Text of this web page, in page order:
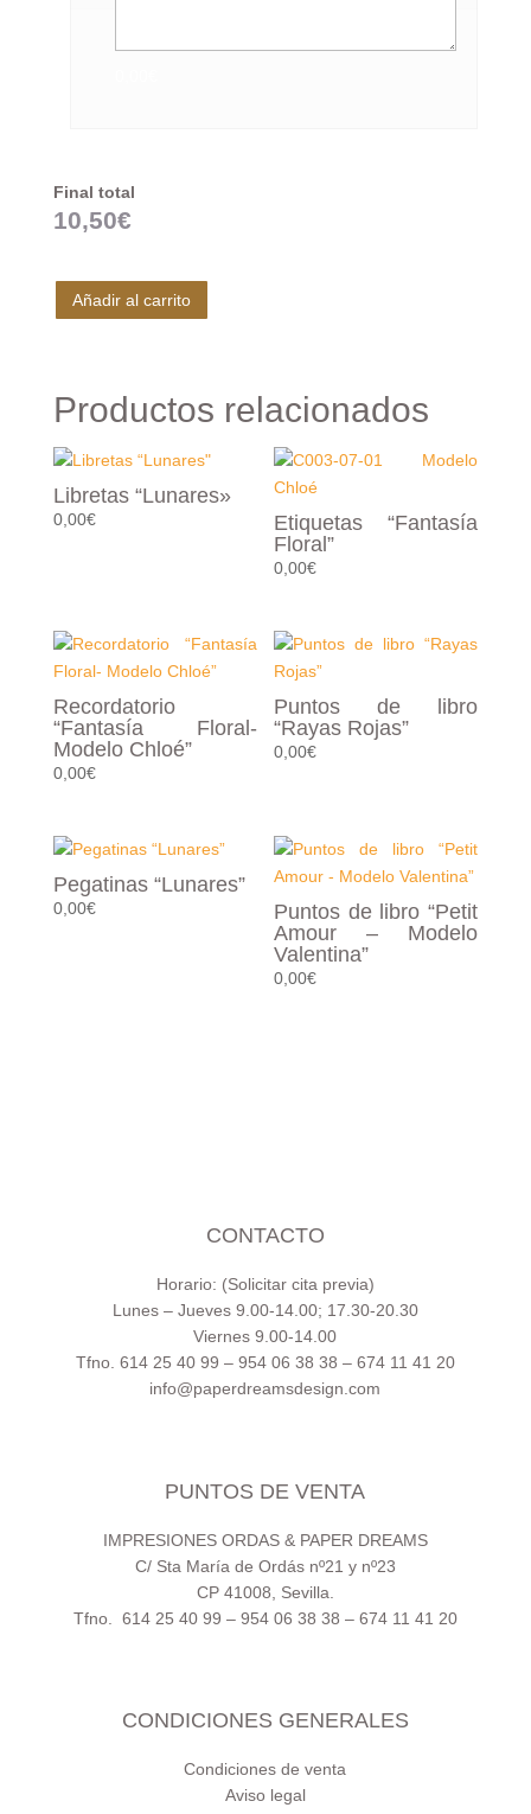
Final total
10,50€
Añadir al carrito
Productos relacionados
Libretas “Lunares»
0,00€
Etiquetas “Fantasía
Floral”
0,00€
Recordatorio
“Fantasía Floral-
Modelo Chloé”
0,00€
Puntos de libro
“Rayas Rojas”
0,00€
Pegatinas “Lunares”
0,00€
Puntos de libro “Petit
Amour – Modelo
Valentina”
0,00€
CONTACTO
Horario: (Solicitar cita previa)
Lunes – Jueves 9.00-14.00; 17.30-20.30
Viernes 9.00-14.00
Tfno. 614 25 40 99 – 954 06 38 38 – 674 11 41 20
info@paperdreamsdesign.com
PUNTOS DE VENTA
IMPRESIONES ORDAS & PAPER DREAMS
C/ Sta María de Ordás nº21 y nº23
CP 41008, Sevilla.
Tfno. 614 25 40 99 – 954 06 38 38 – 674 11 41 20
CONDICIONES GENERALES
Condiciones de venta
Aviso legal